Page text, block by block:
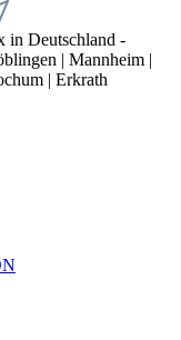
in Deutschland -
| Mannheim |
| Erkrath